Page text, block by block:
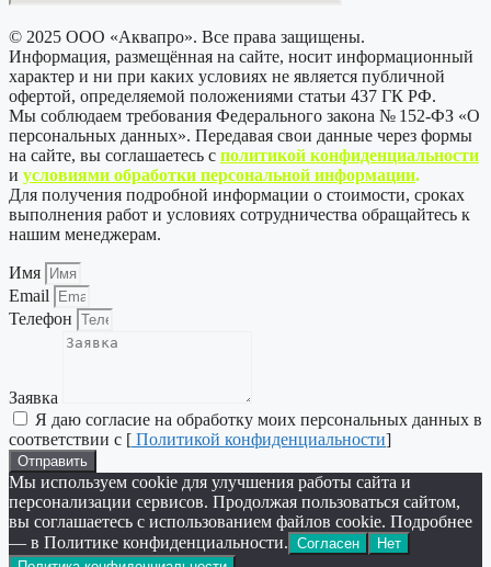
© 2025 ООО «Аквапро». Все права защищены.
Информация, размещённая на сайте, носит информационный
характер и ни при каких условиях не является публичной
офертой, определяемой положениями статьи 437 ГК РФ.
Мы соблюдаем требования Федерального закона № 152-ФЗ «О
персональных данных». Передавая свои данные через формы
на сайте, вы соглашаетесь с политикой конфиденциальности
и условиями обработки персональной информации.
Для получения подробной информации о стоимости, сроках
выполнения работ и условиях сотрудничества обращайтесь к
нашим менеджерам.
Имя
Email
Телефон
Заявка
Я даю согласие на обработку моих персональных данных в
соответствии с [ Политикой конфиденциальности]
Отправить
Мы используем cookie для улучшения работы сайта и
персонализации сервисов. Продолжая пользоваться сайтом,
вы соглашаетесь с использованием файлов cookie. Подробнее
— в Политике конфиденциальности. Согласен
Нет